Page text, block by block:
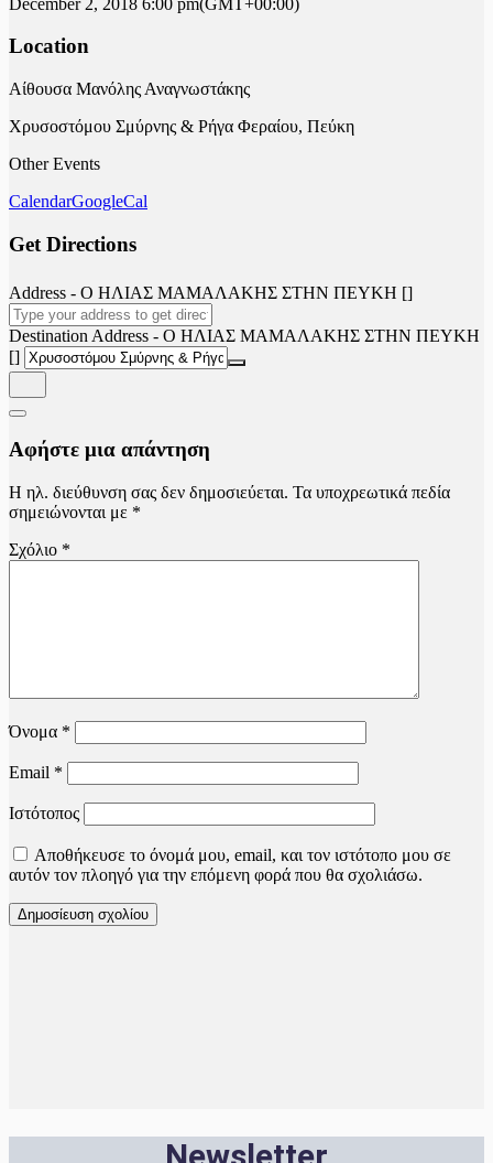
Location
Αίθουσα Μανόλης Αναγνωστάκης
Χρυσοστόμου Σμύρνης & Ρήγα Φεραίου, Πεύκη
Other Events
CalendarGoogleCal
Get Directions
Address - Ο ΗΛΙΑΣ ΜΑΜΑΛΑΚΗΣ ΣΤΗΝ ΠΕΥΚΗ []
Destination Address - Ο ΗΛΙΑΣ ΜΑΜΑΛΑΚΗΣ ΣΤΗΝ ΠΕΥΚΗ
[]
Αφήστε μια απάντηση
Η ηλ. διεύθυνση σας δεν δημοσιεύεται. Τα υποχρεωτικά πεδία
σημειώνονται με *
Σχόλιο *
Όνομα *
Email *
Ιστότοπος
Αποθήκευσε το όνομά μου, email, και τον ιστότοπο μου σε
αυτόν τον πλοηγό για την επόμενη φορά που θα σχολιάσω.